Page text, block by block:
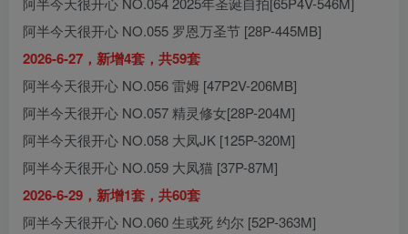
阿半今天很开心 NO.055 罗恩万圣节 [28P-445MB]
2026-6-27，新增4套，共59套
阿半今天很开心 NO.056 雷姆 [47P2V-206MB]
阿半今天很开心 NO.057 精灵修女[28P-204M]
阿半今天很开心 NO.058 大凤JK [125P-320M]
阿半今天很开心 NO.059 大凤猫 [37P-87M]
2026-6-29，新增1套，共60套
阿半今天很开心 NO.060 生或死 约尔 [52P-363M]